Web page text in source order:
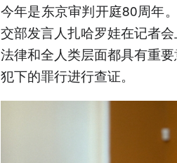
今年是东京审判开庭80周年
交部发言人扎哈罗娃在记者
法律和全人类层面都具有重
犯下的罪行进行查证。